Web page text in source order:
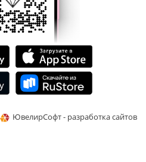
ЮвелирСофт - разработка сайтов